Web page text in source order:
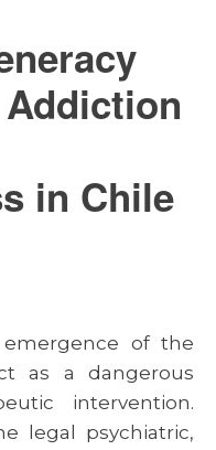
in Chile
of the
as a dangerous
intervention.
legal psychiatric,